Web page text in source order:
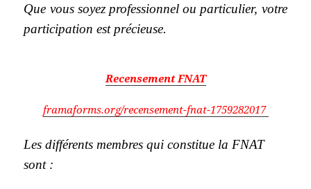
Que vous soyez professionnel ou particulier, votre
participation est précieuse.
Recensement FNAT
framaforms.org/recensement-fnat-1759282017
Les différents membres qui constitue la FNAT
sont :